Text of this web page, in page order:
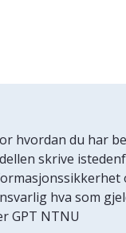
hvordan du har
skrive
hva som
GPT NTNU